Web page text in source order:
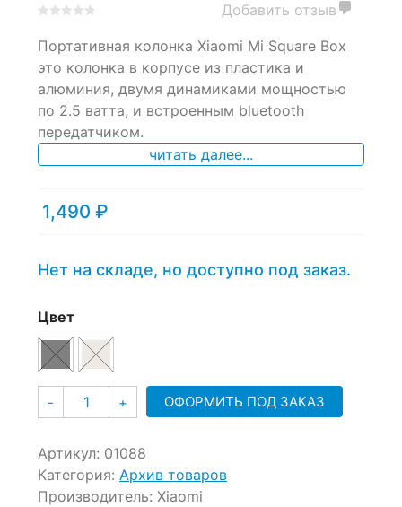
out
on
customer
ratings
Добавить отзыв
Портативная колонка Xiaomi Mi Square Box
это колонка в корпусе из пластика и
алюминия, двумя динамиками мощностью
по 2.5 ватта, и встроенным bluetooth
передатчиком.
читать далее...
1,490 ₽
Нет на складе, но доступно под заказ.
Цвет
- Количество
+ ОФОРМИТЬ ПОД ЗАКАЗ
Артикул: 01088
Категория: Архив товаров
Производитель: Xiaomi